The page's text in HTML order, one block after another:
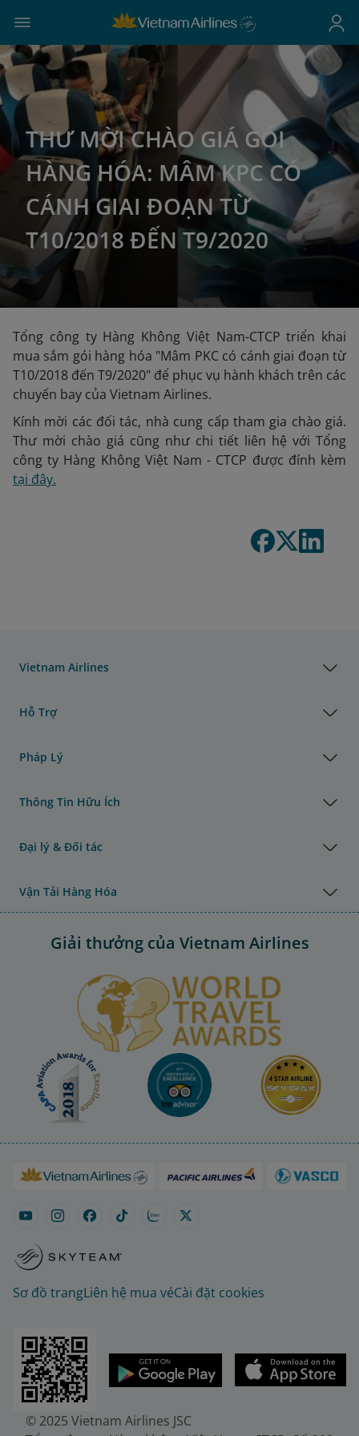
THƯ MỜI CHÀO GIÁ GÓI
HÀNG HÓA: MÂM KPC CÓ
CÁNH GIAI ĐOẠN TỪ
T10/2018 ĐẾN T9/2020
Tổng công ty Hàng Không Việt Nam-CTCP triển khai
mua sắm gói hàng hóa "Mâm PKC có cánh giai đoạn từ
T10/2018 đến T9/2020" để phục vụ hành khách trên các
chuyến bay của Vietnam Airlines.
Kính mời các đối tác, nhà cung cấp tham gia chào giá.
Thư mời chào giá cũng như chi tiết liên hệ với Tổng
công ty Hàng Không Việt Nam - CTCP được đính kèm
tại đây.
Vietnam Airlines
Hỗ Trợ
Pháp Lý
Thông Tin Hữu Ích
Đại lý & Đối tác
Vận Tải Hàng Hóa
Giải thưởng của Vietnam Airlines
Sơ đồ trangLiên hệ mua véCài đặt cookies
© 2025 Vietnam Airlines JSC